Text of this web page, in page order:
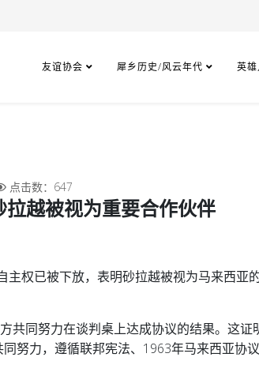
友谊协会 犀乡历史/风云年代 英
点击数：647
越被视为重要合作伙伴
权已被下放，表明砂拉越被视为马来西亚
共同努力在谈判桌上达成协议的结果。这证
努力，遵循联邦宪法、1963年马来西亚协